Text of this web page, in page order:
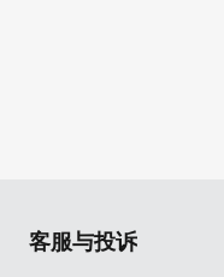
客服与投诉